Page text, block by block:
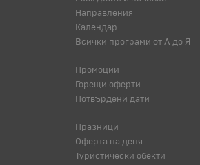
Направления
Календар
Всички програми от А до Я
Промоции
Горещи оферти
Потвърдени дати
Празници
Оферта на деня
Туристически обекти